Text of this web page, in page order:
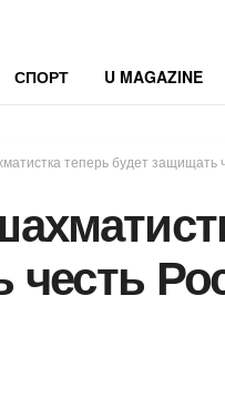
СПОРТ U MAGAZINE
теперь будет защищать